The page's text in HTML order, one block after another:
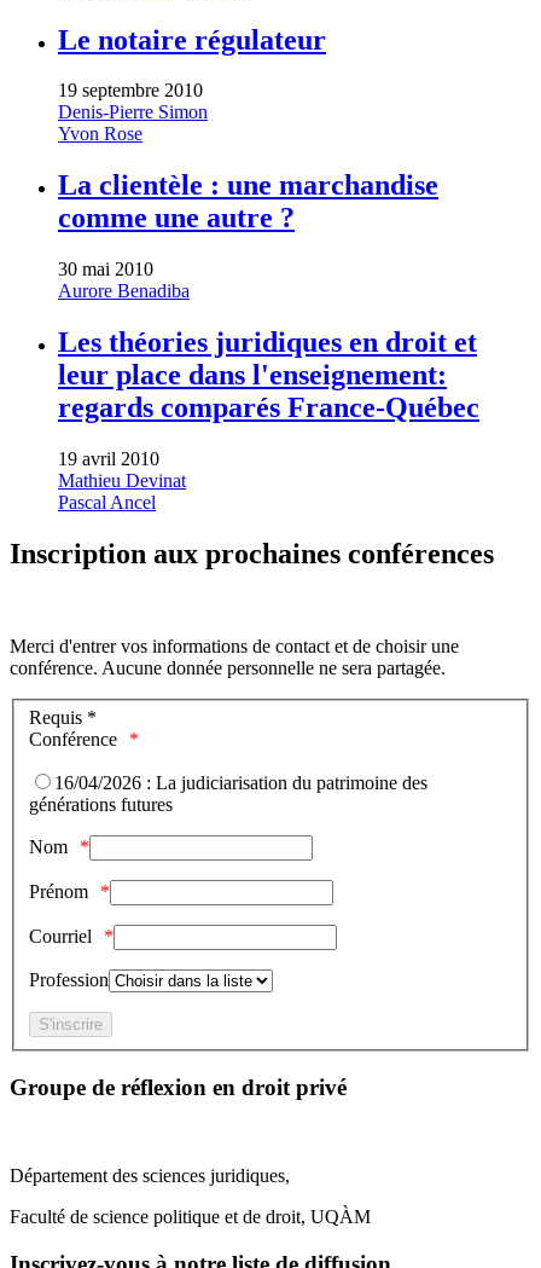
Le notaire régulateur
19 septembre 2010
Denis-Pierre Simon
Yvon Rose
La clientèle : une marchandise
comme une autre ?
30 mai 2010
Aurore Benadiba
Les théories juridiques en droit et
leur place dans l'enseignement:
regards comparés France-Québec
19 avril 2010
Mathieu Devinat
Pascal Ancel
Inscription aux prochaines conférences
Merci d'entrer vos informations de contact et de choisir une
conférence. Aucune donnée personnelle ne sera partagée.
Requis *
Conférence
16/04/2026 : La judiciarisation du patrimoine des
générations futures
Nom
Prénom
Courriel
Profession
Groupe de réflexion en droit privé
Département des sciences juridiques,
Faculté de science politique et de droit, UQÀM